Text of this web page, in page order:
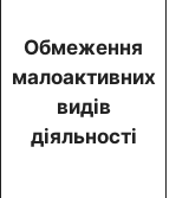
Обмеження
малоактивних
видів
діяльності